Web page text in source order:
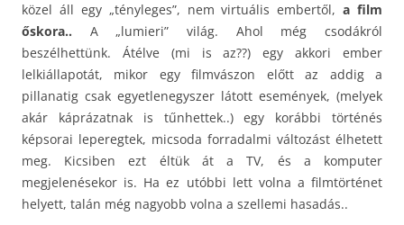
közel áll egy „tényleges”, nem virtuális embertől,a film
őskora.. A „lumieri” világ. Ahol még csodákról
beszélhettünk. Átélve (mi is az??) egy akkori ember
lelkiállapotát, mikor egy filmvászon előtt az addig a
pillanatig csak egyetlenegyszer látott események, (melyek
akár káprázatnak is tűnhettek..) egy korábbi történés
képsorai leperegtek, micsoda forradalmi változást élhetett
meg. Kicsiben ezt éltük át a TV, és a komputer
megjelenésekor is. Ha ez utóbbi lett volna a filmtörténet
helyett, talán még nagyobb volna a szellemi hasadás..